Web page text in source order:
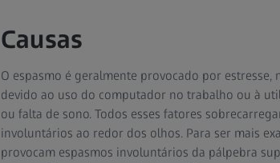
Causas
O espasmo é geralmente provocado por estresse,
devido ao uso do computador no trabalho ou à
ou falta de sono. Todos esses fatores
involuntários ao redor dos olhos. Para ser mais
provocam espasmos involuntários da pálpebra